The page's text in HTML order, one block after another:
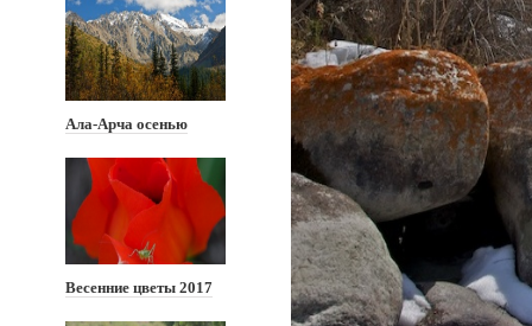
Ала-Арча осенью
Весенние цветы 2017